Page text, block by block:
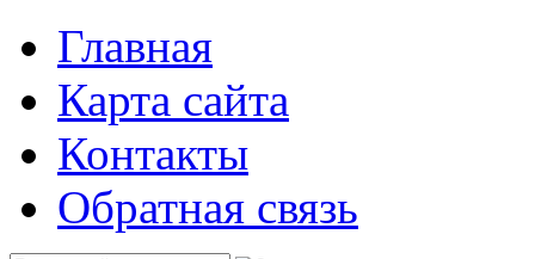
Главная
Карта сайта
Контакты
Обратная связь